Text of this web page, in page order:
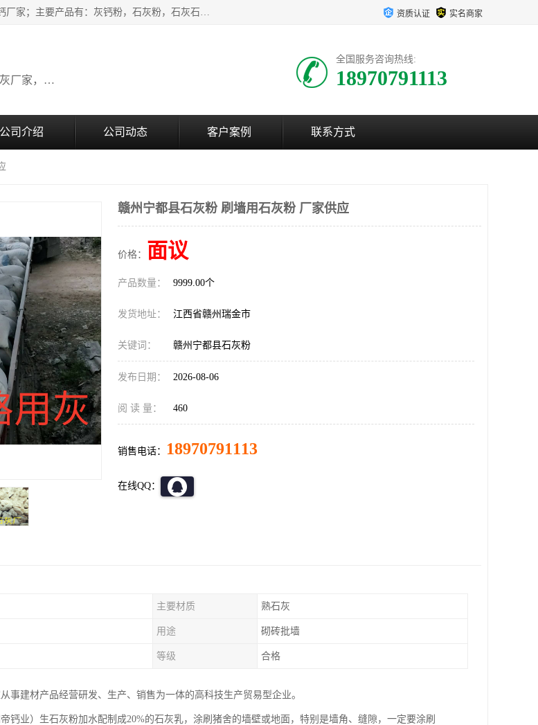
瑞金桂生建材公司一家专业从事建材产品经营研发、生产、销售为一体的福建重钙厂家；主要产品有：灰钙粉，石灰粉，石灰石，生石灰，熟石灰，氧化钙，重钙粉，氢氧化钙，农田石灰，畜牧业用石灰等。欢迎新老客户来电咨询！ 资质认证 实名商家
广东石灰厂家，福建石灰厂家，江西石灰厂家，赣州石灰厂家，东莞石灰厂家
全国服务咨询热线:
18970791113
公司介绍 公司动态 客户案例 联系方式
赣州宁都县石灰粉 刷墙用石灰粉 厂家供应
价格： 面议
产品数量： 9999.00个
发货地址： 江西省赣州瑞金市
关键词： 赣州宁都县石灰粉
发布日期： 2026-08-06
阅 读 量： 460
销售电话： 18970791113
在线QQ：
主要材质 熟石灰
用途 砌砖批墙
等级 合格
事建材产品经营研发、生产、销售为一体的高科技生产贸易型企业。
钙业）生石灰粉加水配制成20%的石灰乳，涂刷猪舍的墙壁或地面，特别是墙角、缝隙，一定要涂刷